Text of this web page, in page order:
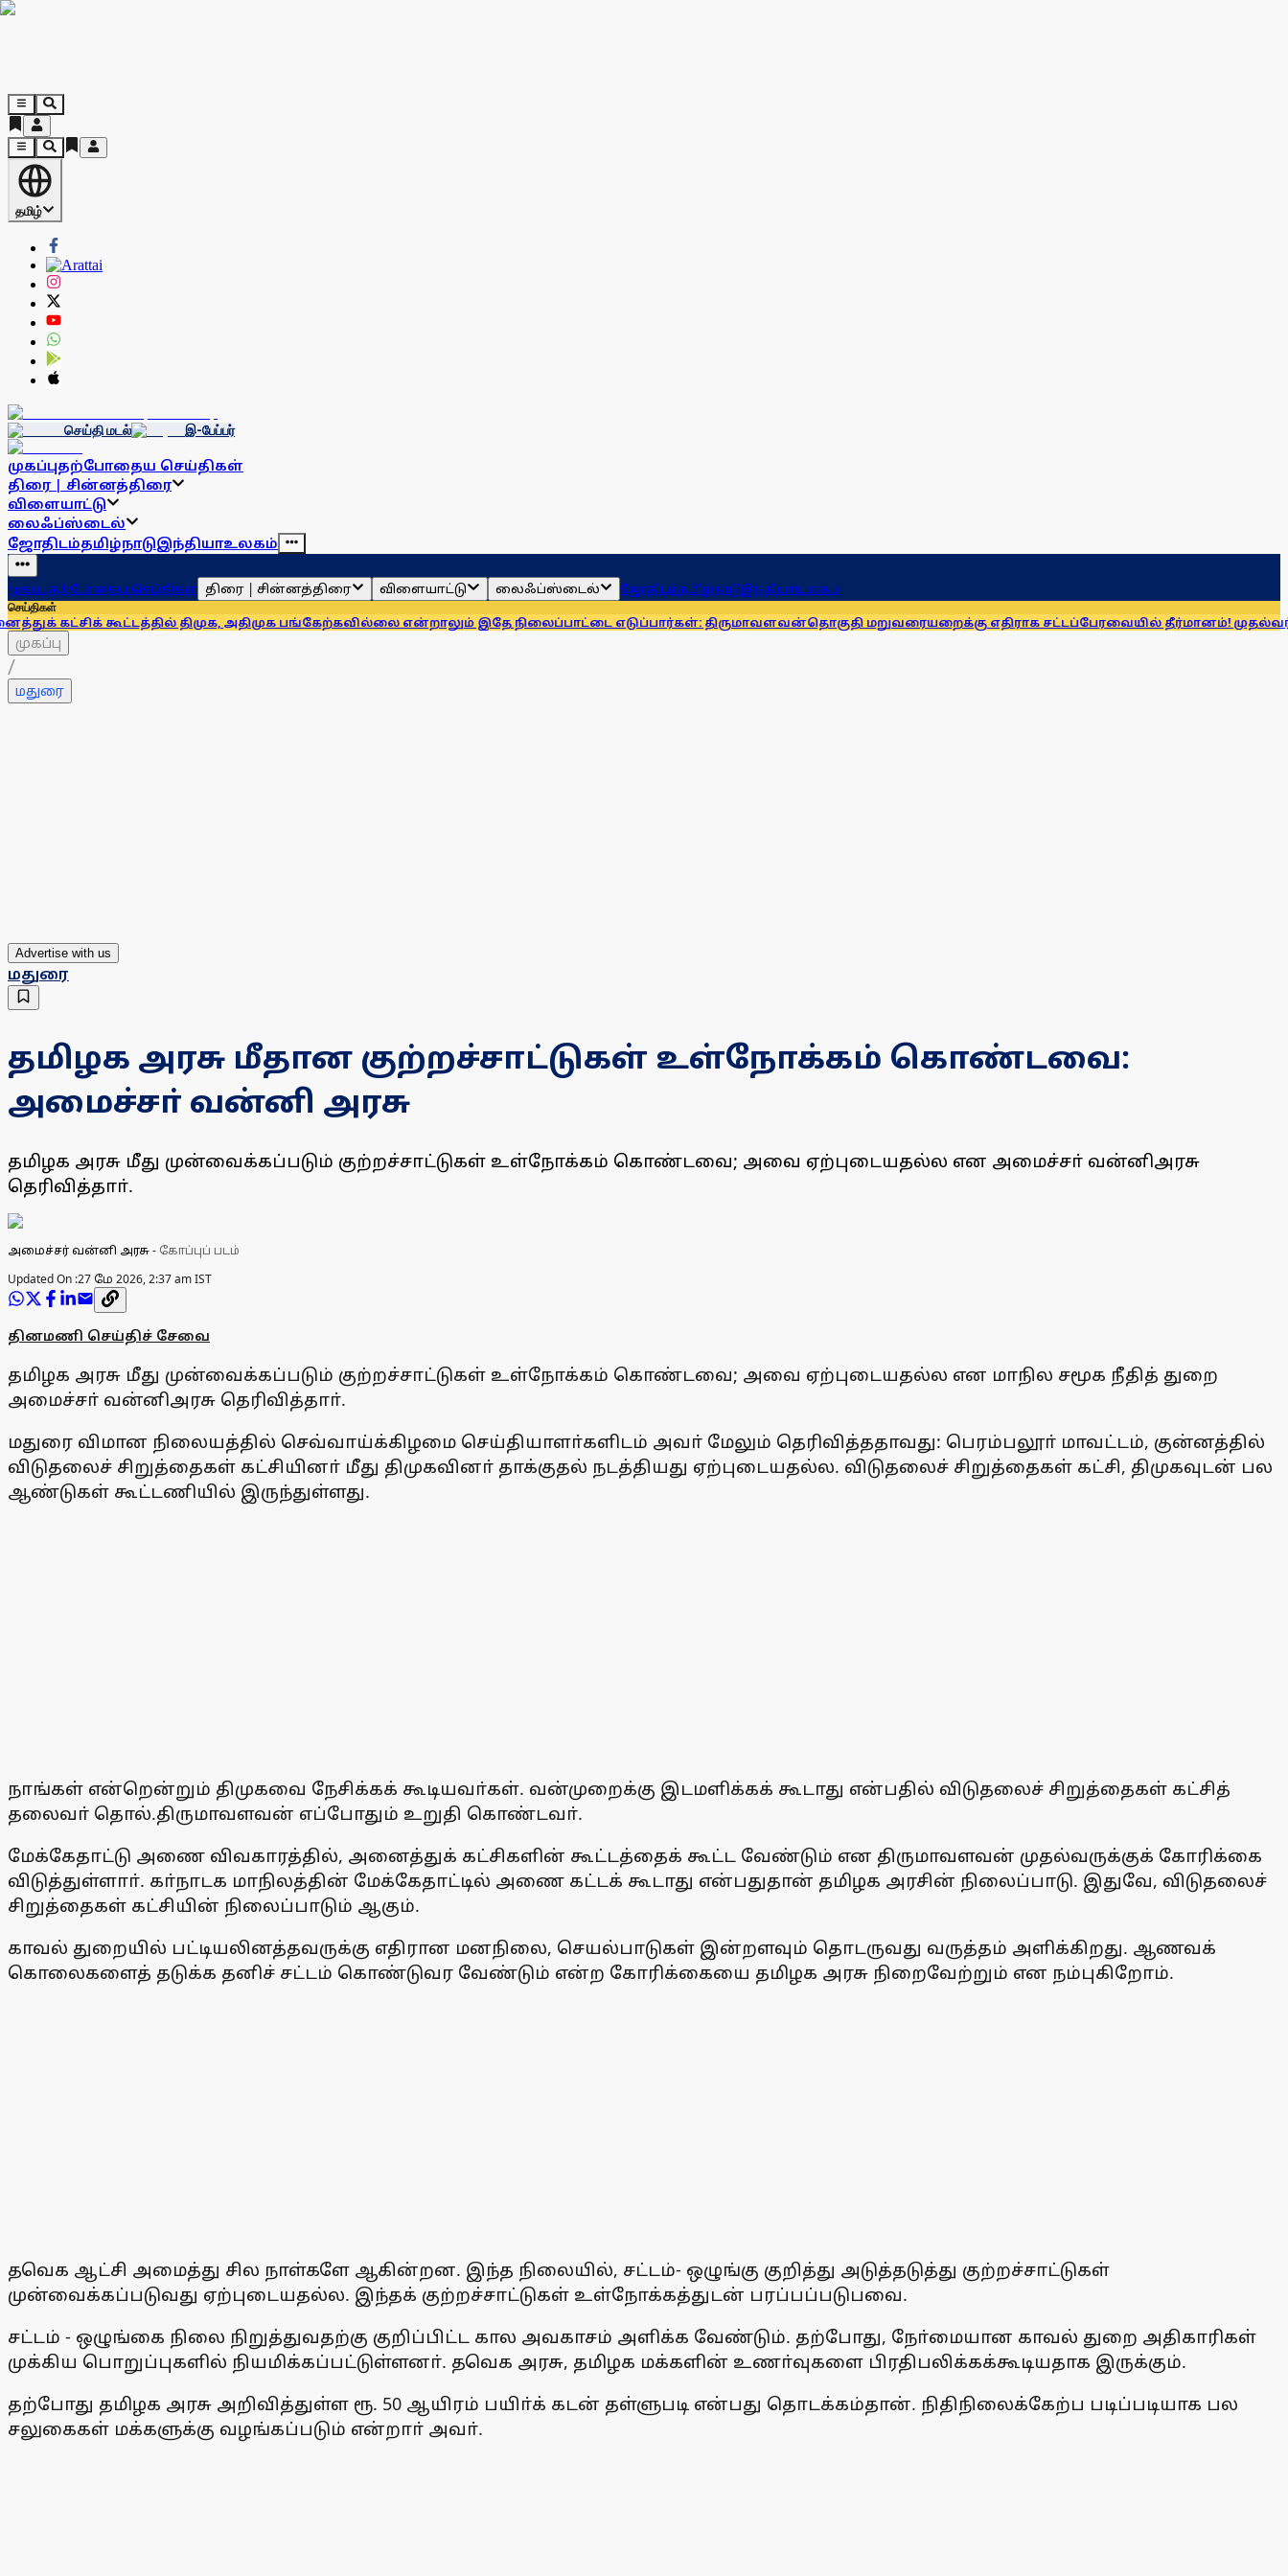
தமிழ்
செய்தி மடல் இ-பேப்பர்
முகப்புதற்போதைய செய்திகள்
திரை | சின்னத்திரை
விளையாட்டு
லைஃப்ஸ்டைல்
ஜோதிடம்தமிழ்நாடுஇந்தியாஉலகம்
முகப்புதற்போதைய செய்திகள் திரை | சின்னத்திரை விளையாட்டு லைஃப்ஸ்டைல் ஜோதிடம்தமிழ்நாடுஇந்தியாஉலகம்
செய்திகள்
கூட்டத்தில் திமுக, அதிமுக பங்கேற்கவில்லை என்றாலும் இதே நிலைப்பாட்டை எடுப்பார்கள்: திருமாவளவன்தொகுதி மறுவரையறைக்கு எதிராக சட்டப்பேரவையில் தீர்மானம்! முதல்வர் விஜய்
முகப்பு
/
மதுரை
Advertise with us
மதுரை
தமிழக அரசு மீதான குற்றச்சாட்டுகள் உள்நோக்கம் கொண்டவை:
அமைச்சா் வன்னி அரசு
தமிழக அரசு மீது முன்வைக்கப்படும் குற்றச்சாட்டுகள் உள்நோக்கம் கொண்டவை; அவை ஏற்புடையதல்ல என அமைச்சா் வன்னிஅரசு
தெரிவித்தாா்.
அமைச்சர் வன்னி அரசு- கோப்புப் படம்
Updated On :27 மே 2026, 2:37 am IST
தினமணி செய்திச் சேவை
தமிழக அரசு மீது முன்வைக்கப்படும் குற்றச்சாட்டுகள் உள்நோக்கம் கொண்டவை; அவை ஏற்புடையதல்ல என மாநில சமூக நீதித் துறை
அமைச்சா் வன்னிஅரசு தெரிவித்தாா்.
மதுரை விமான நிலையத்தில் செவ்வாய்க்கிழமை செய்தியாளா்களிடம் அவா் மேலும் தெரிவித்ததாவது: பெரம்பலூா் மாவட்டம், குன்னத்தில்
விடுதலைச் சிறுத்தைகள் கட்சியினா் மீது திமுகவினா் தாக்குதல் நடத்தியது ஏற்புடையதல்ல. விடுதலைச் சிறுத்தைகள் கட்சி, திமுகவுடன் பல
ஆண்டுகள் கூட்டணியில் இருந்துள்ளது.
நாங்கள் என்றென்றும் திமுகவை நேசிக்கக் கூடியவா்கள். வன்முறைக்கு இடமளிக்கக் கூடாது என்பதில் விடுதலைச் சிறுத்தைகள் கட்சித்
தலைவா் தொல்.திருமாவளவன் எப்போதும் உறுதி கொண்டவா்.
மேக்கேதாட்டு அணை விவகாரத்தில், அனைத்துக் கட்சிகளின் கூட்டத்தைக் கூட்ட வேண்டும் என திருமாவளவன் முதல்வருக்குக் கோரிக்கை
விடுத்துள்ளாா். கா்நாடக மாநிலத்தின் மேக்கேதாட்டில் அணை கட்டக் கூடாது என்பதுதான் தமிழக அரசின் நிலைப்பாடு. இதுவே, விடுதலைச்
சிறுத்தைகள் கட்சியின் நிலைப்பாடும் ஆகும்.
காவல் துறையில் பட்டியலினத்தவருக்கு எதிரான மனநிலை, செயல்பாடுகள் இன்றளவும் தொடருவது வருத்தம் அளிக்கிறது. ஆணவக்
கொலைகளைத் தடுக்க தனிச் சட்டம் கொண்டுவர வேண்டும் என்ற கோரிக்கையை தமிழக அரசு நிறைவேற்றும் என நம்புகிறோம்.
தவெக ஆட்சி அமைத்து சில நாள்களே ஆகின்றன. இந்த நிலையில், சட்டம்- ஒழுங்கு குறித்து அடுத்தடுத்து குற்றச்சாட்டுகள்
முன்வைக்கப்படுவது ஏற்புடையதல்ல. இந்தக் குற்றச்சாட்டுகள் உள்நோக்கத்துடன் பரப்பப்படுபவை.
சட்டம் - ஒழுங்கை நிலை நிறுத்துவதற்கு குறிப்பிட்ட கால அவகாசம் அளிக்க வேண்டும். தற்போது, நோ்மையான காவல் துறை அதிகாரிகள்
முக்கிய பொறுப்புகளில் நியமிக்கப்பட்டுள்ளனா். தவெக அரசு, தமிழக மக்களின் உணா்வுகளை பிரதிபலிக்கக்கூடியதாக இருக்கும்.
தற்போது தமிழக அரசு அறிவித்துள்ள ரூ. 50 ஆயிரம் பயிா்க் கடன் தள்ளுபடி என்பது தொடக்கம்தான். நிதிநிலைக்கேற்ப படிப்படியாக பல
சலுகைகள் மக்களுக்கு வழங்கப்படும் என்றாா் அவா்.